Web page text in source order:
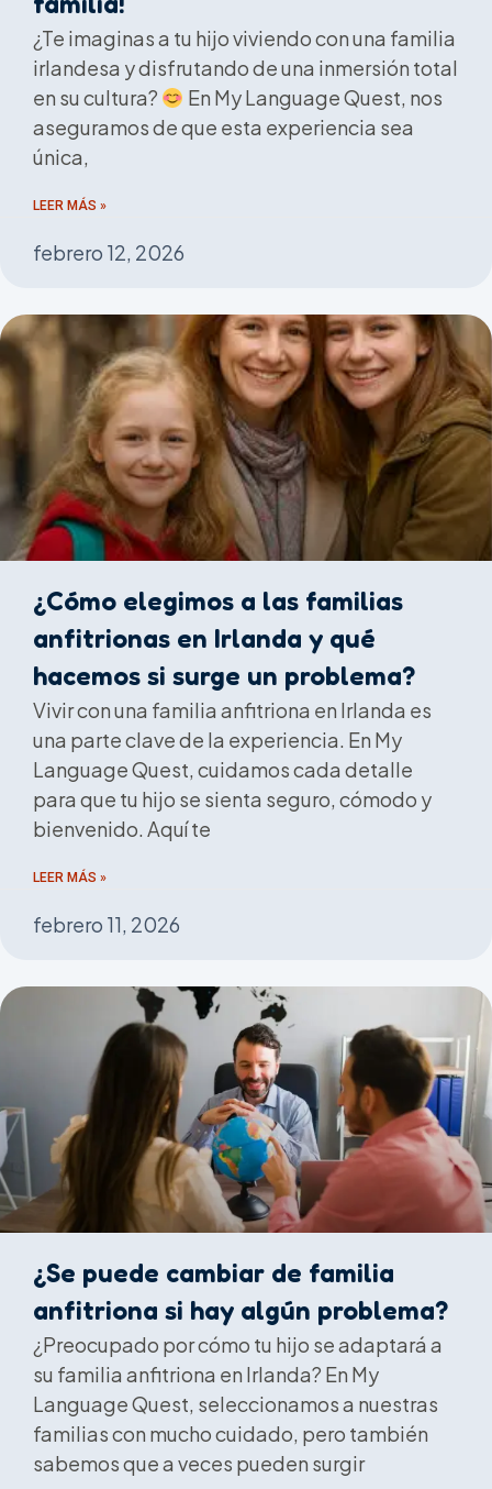
¿Te imaginas a tu hijo viviendo con una familia
irlandesa y disfrutando de una inmersión total
en su cultura?
En My Language Quest, nos
aseguramos de que esta experiencia sea
única,
LEER MÁS »
febrero 12, 2026
¿Cómo elegimos a las familias
anfitrionas en Irlanda y qué
hacemos si surge un problema?
Vivir con una familia anfitriona en Irlanda es
una parte clave de la experiencia. En My
Language Quest, cuidamos cada detalle
para que tu hijo se sienta seguro, cómodo y
bienvenido. Aquí te
LEER MÁS »
febrero 11, 2026
¿Se puede cambiar de familia
anfitriona si hay algún problema?
¿Preocupado por cómo tu hijo se adaptará a
su familia anfitriona en Irlanda? En My
Language Quest, seleccionamos a nuestras
familias con mucho cuidado, pero también
sabemos que a veces pueden surgir